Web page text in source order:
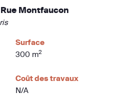
Montfaucon
Surface
300 m2
Coût des travaux
N/A